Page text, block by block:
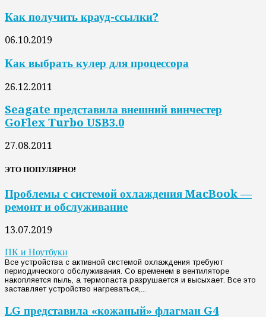
Как получить крауд-ссылки?
06.10.2019
Как выбрать кулер для процессора
26.12.2011
Seagate представила внешний винчестер
GoFlex Turbo USB3.0
27.08.2011
ЭТО ПОПУЛЯРНО!
Проблемы с системой охлаждения MacBook —
ремонт и обслуживание
13.07.2019
ПК и Ноутбуки
Все устройства с активной системой охлаждения требуют
периодического обслуживания. Со временем в вентиляторе
накопляется пыль, а термопаста разрушается и высыхает. Все это
заставляет устройство нагреваться,...
LG представила «кожаный» флагман G4